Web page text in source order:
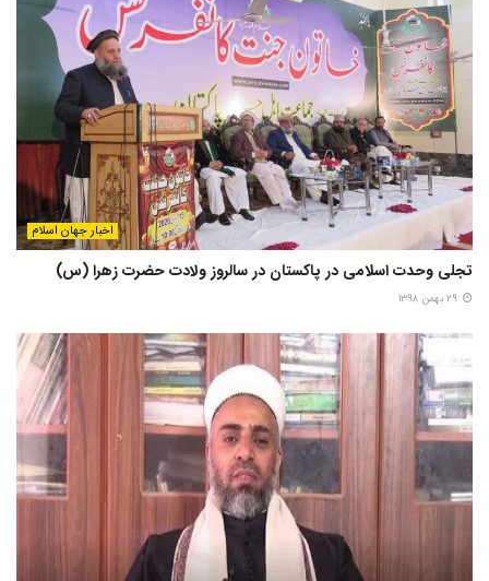
اخبار جهان اسلام
تجلی وحدت اسلامی در پاکستان در سالروز ولادت حضرت زهرا (س)